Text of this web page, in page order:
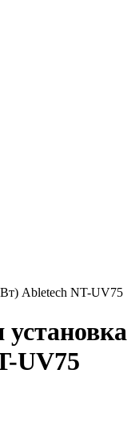
Вт) Abletech NT-UV75
UV75